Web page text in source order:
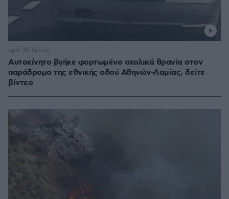
Αυτοκίνητο βγήκε φορτωμένο σχολικά θρανία στον
παράδρομο της εθνικής οδού Αθηνών-Λαμίας, δείτε
βίντεο
πριν 10 λεπτά